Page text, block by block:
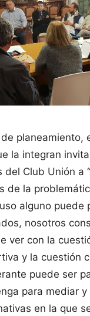
planeamiento,
la integran
Club Unión a
de la
alguno puede
nosotros
ver con la
y la cuestión
puede ser
para mediar
en la que